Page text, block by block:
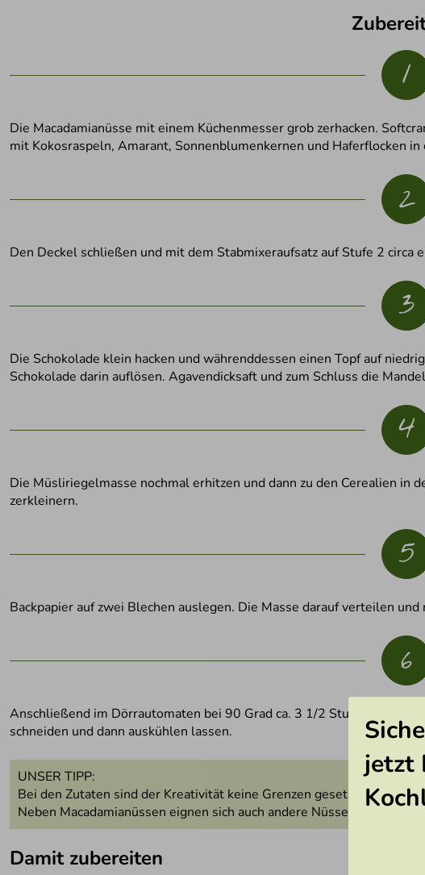
1
Die Macadamianüsse mit einem Küchenmesser grob zerhacken.
mit Kokosraspeln, Amarant, Sonnenblumenkernen und Haferflocken
2
Den Deckel schließen und mit dem Stabmixeraufsatz auf Stufe 2 circa
3
Die Schokolade klein hacken und währenddessen einen Topf auf
Schokolade darin auflösen. Agavendicksaft und zum Schluss die
4
Die Müsliriegelmasse nochmal erhitzen und dann zu den Cerealien in
zerkleinern.
5
Backpapier auf zwei Blechen auslegen. Die Masse darauf verteilen
6
Anschließend im Dörrautomaten bei 90 Grad ca. 3 1/2 Stunden
schneiden und dann auskühlen lassen.
UNSER TIPP:
Bei den Zutaten sind der Kreativität keine Grenzen gesetzt. Wer es
Neben Macadamianüssen eignen sich auch andere Nüsse für die
Damit zubereiten
jetzt